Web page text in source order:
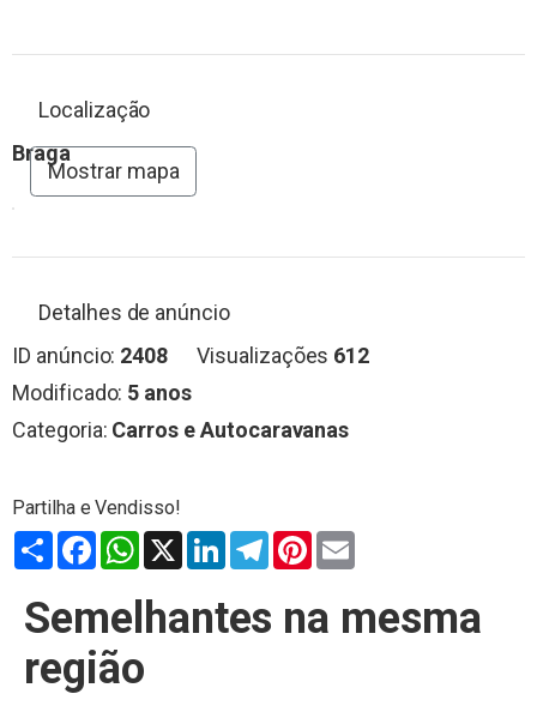
Localização
Braga
Mostrar mapa
Detalhes de anúncio
ID anúncio: 2408 Visualizações 612
Modificado: 5 anos
Categoria: Carros e Autocaravanas
PartilharFacebookWhatsApp
X LinkedInTelegram
Pinterest
Semelhantes na mesma
região